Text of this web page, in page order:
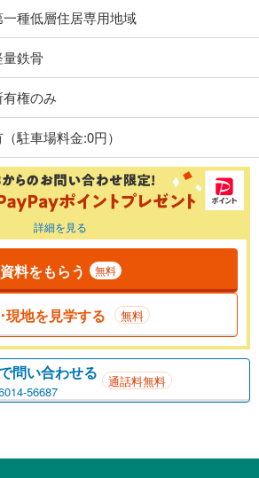
一種低層住居専用地域
量鉄骨
有権のみ
駐車場料金:0円）
詳細を見る
資料をもらう 無料
現地を見学する 無料
問い合わせる
56687
通話料無料